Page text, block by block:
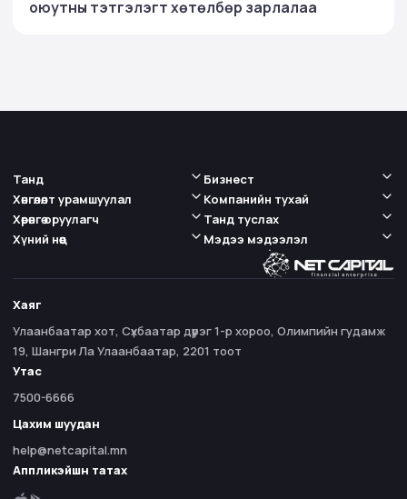
оюутны тэтгэлэгт хөтөлбөр зарлалаа
Танд
Хөнгөлөлт урамшуулал
Бизнест
Компанийн тухай
Хөрөнгө оруулагч
Хүний нөөц
Танд туслах
Мэдээ мэдээлэл
Хаяг
Улаанбаатар хот, Сүхбаатар дүүрэг 1-р хороо, Олимпийн гудамж
19, Шангри Ла Улаанбаатар, 2201 тоот
Утас
7500-6666
Цахим шуудан
help@netcapital.mn
Аппликэйшн татах